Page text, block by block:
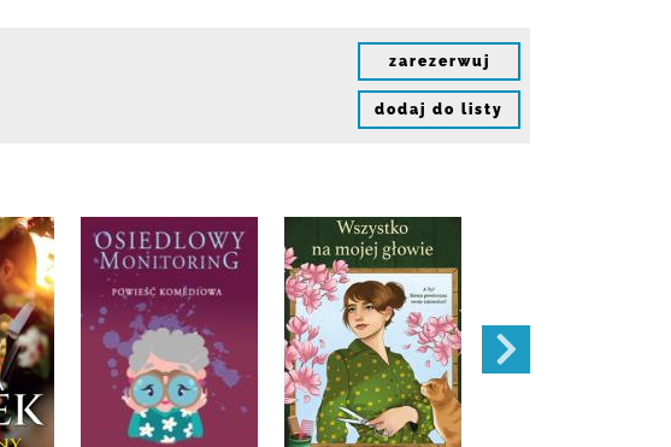
zarezerwuj
dodaj do listy